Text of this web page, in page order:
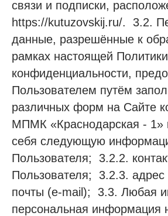
связи и подписки,
https://kutuzovskij.ru/. 3.2.
данные, разрешённые к
рамках настоящей Политики
конфиденциальности,
Пользователем путём
различных форм на Сайте
МПМК «Краснодарская - 1»
себя следующую
Пользователя; 3.2.2.
Пользователя; 3.2.3. адрес
почты (e-mail); 3.3. Любая
персональная информация